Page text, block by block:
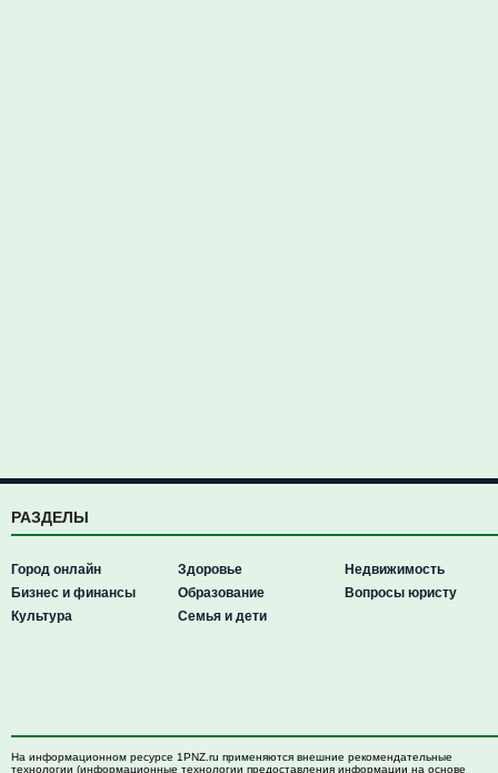
РАЗДЕЛЫ
Город онлайн
Бизнес и финансы
Культура
Здоровье
Образование
Семья и дети
Недвижимость
Вопросы юристу
На информационном ресурсе 1PNZ.ru применяются внешние рекомендательные
технологии (информационные технологии предоставления информации на основе